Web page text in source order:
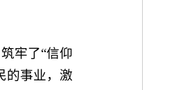
牢了“信仰
的事业，激